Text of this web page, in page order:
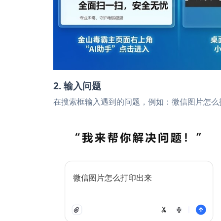
2. 输入问题
在搜索框输入遇到的问题，例如：微信图片怎
微信图片怎么打印出来